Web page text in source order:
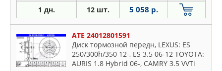
1 дн. 12 шт. 5 058 р.
ATE 24012801591
Диск тормозной передн, LEXUS: ES
250/300h/350 12-, ES 3.5 06-12 TOYOTA:
AURIS 1.8 Hybrid 06-, CAMRY 3.5 VVTi